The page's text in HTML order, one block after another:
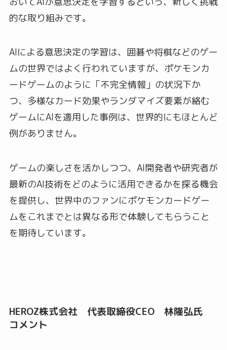
的な取り組みです。
AIによる意思決定の学習は、囲碁や将棋などのゲー
ムの世界ではよく行われていますが、ポケモンカ
ードゲームのように「不完全情報」の状況下か
つ、多様なカード効果やランダマイズ要素が絡む
ゲームにAIを適用した事例は、世界的にもほとんど
例がありません。
ゲームの楽しさを活かしつつ、AI開発者や研究者が
最新のAI技術をどのように活用できるかを探る機会
を提供し、世界中のファンにポケモンカードゲー
ムをこれまでとは異なる形で体験してもらうこと
を期待しています。
HEROZ株式会社 代表取締役CEO 林隆弘氏
コメント